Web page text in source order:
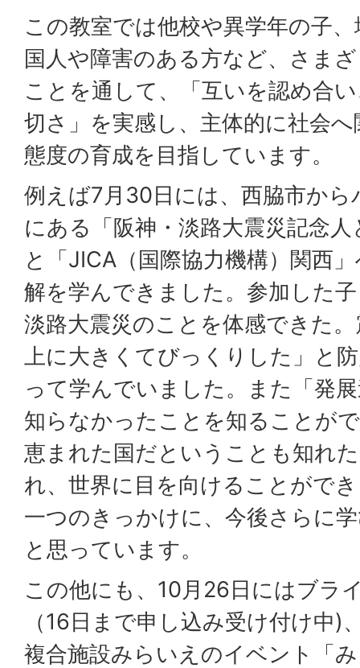
この教室では他校や異学年の子
国人や障害のある方など、さま
ことを通して、「互いを認め合
切さ」を実感し、主体的に社会
態度の育成を目指しています。
例えば7月30日には、西脇市か
にある「阪神・淡路大震災記念
と「JICA（国際協力機構）関西
解を学んできました。参加した
淡路大震災のことを体感できた
上に大きくてびっくりした」と
って学んでいました。また「発
知らなかったことを知ることが
恵まれた国だということも知れ
れ、世界に目を向けることがで
一つのきっかけに、今後さらに
と思っています。
この他にも、10月26日にはブラ
（16日まで申し込み受け付け中)
複合施設みらいえのイベント「